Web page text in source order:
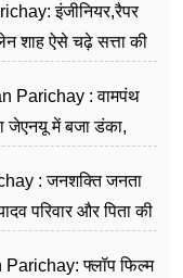
इंजीनियर,रैपर
शाह ऐसे चढ़े सत्ता की
Parichay : वामपंथ
जेएनयू में बजा डंका,
: जनशक्ति जनता
परिवार और पिता की
फ्लॉप फिल्म